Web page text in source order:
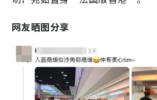
网友晒图分享